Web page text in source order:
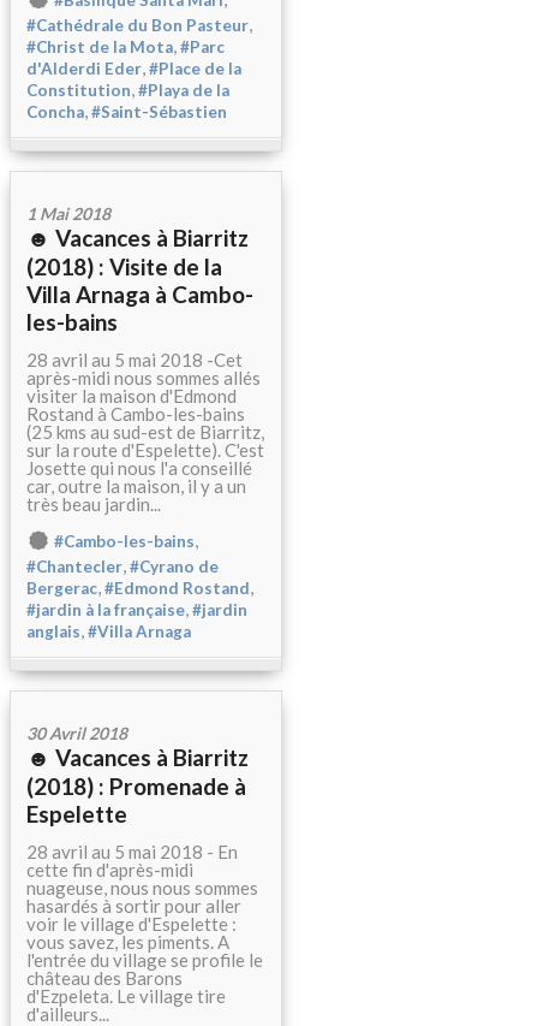
#Cathédrale du Bon Pasteur,
#Christ de la Mota,#Parc
d'Alderdi Eder,#Place de la
Constitution,#Playa de la
Concha,#Saint-Sébastien
1 Mai 2018
☻ Vacances à Biarritz
(2018) : Visite de la
Villa Arnaga à Cambo-
les-bains
28 avril au 5 mai 2018 -Cet
après-midi nous sommes allés
visiter la maison d'Edmond
Rostand à Cambo-les-bains
(25 kms au sud-est de Biarritz,
sur la route d'Espelette). C'est
Josette qui nous l'a conseillé
car, outre la maison, il y a un
très beau jardin...
#Cambo-les-bains,
#Chantecler,#Cyrano de
Bergerac,#Edmond Rostand,
#jardin à la française,#jardin
anglais,#Villa Arnaga
30 Avril 2018
☻ Vacances à Biarritz
(2018) : Promenade à
Espelette
28 avril au 5 mai 2018 - En
cette fin d'après-midi
nuageuse, nous nous sommes
hasardés à sortir pour aller
voir le village d'Espelette :
vous savez, les piments. A
l'entrée du village se profile le
château des Barons
d'Ezpeleta. Le village tire
d'ailleurs...